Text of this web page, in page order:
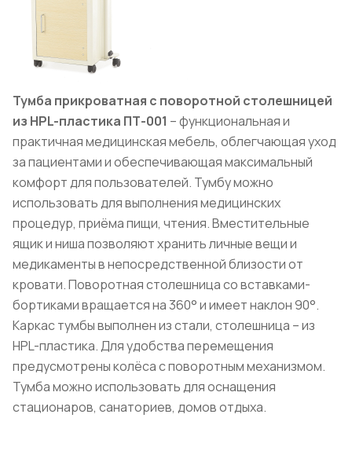
Тумба прикроватная с поворотной столешницей
из HPL-пластика ПТ-001 – функциональная и
практичная медицинская мебель, облегчающая уход
за пациентами и обеспечивающая максимальный
комфорт для пользователей. Тумбу можно
использовать для выполнения медицинских
процедур, приёма пищи, чтения. Вместительные
ящик и ниша позволяют хранить личные вещи и
медикаменты в непосредственной близости от
кровати. Поворотная столешница со вставками-
бортиками вращается на 360° и имеет наклон 90°.
Каркас тумбы выполнен из стали, столешница – из
HPL-пластика. Для удобства перемещения
предусмотрены колёса с поворотным механизмом.
Тумба можно использовать для оснащения
стационаров, санаториев, домов отдыха.